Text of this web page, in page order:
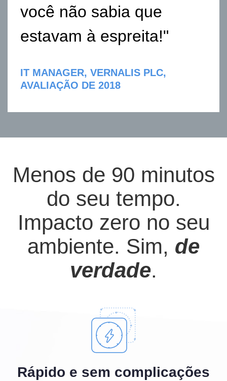
você não sabia que
estavam à espreita!"
IT MANAGER, VERNALIS PLC,
AVALIAÇÃO DE 2018
Menos de 90 minutos
do seu tempo.
Impacto zero no seu
ambiente. Sim, de
verdade.
Rápido e sem complicações